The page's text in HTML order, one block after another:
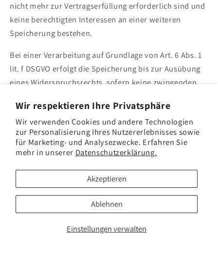
Wir respektieren Ihre Privatsphäre
Wir verwenden Cookies und andere Technologien
zur Personalisierung Ihres Nutzererlebnisses sowie
für Marketing- und Analysezwecke. Erfahren Sie
mehr in unserer Datenschutzerklärung.
Einstellungen verwalten
Akzeptieren
Ablehnen
nicht mehr zur Vertragserfüllung erforderlich sind und
keine berechtigten Interessen an einer weiteren
Speicherung bestehen.
Bei einer Verarbeitung auf Grundlage von Art. 6 Abs. 1
lit. f DSGVO erfolgt die Speicherung bis zur Ausübung
eines Widerspruchsrechts, sofern keine zwingenden
Verpflichtungen einer Löschung entgegenstehen.
Im Übrigen werden personenbezogene Daten gelöscht,
sobald sie für die Zwecke, für die sie erhoben oder
verarbeitet wurden, nicht mehr erforderlich sind.
In Verbindung mit Farbe
Ergänzungen der Farbsammlung sowie